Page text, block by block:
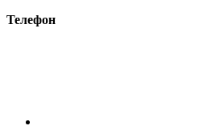
Телефон